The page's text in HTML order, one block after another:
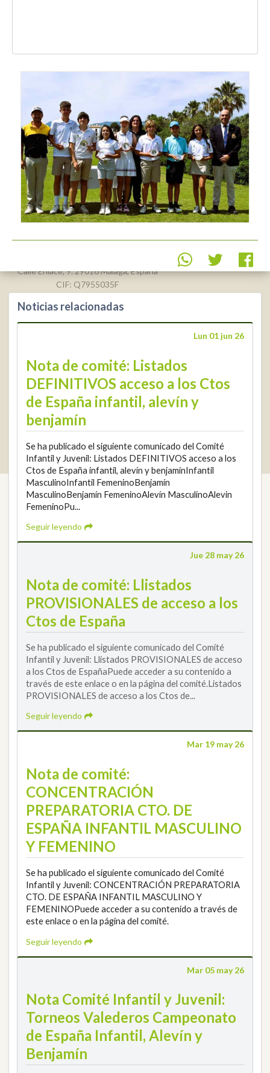
Noticias relacionadas
Lun 01 jun 26
Nota de comité: Listados
DEFINITIVOS acceso a los Ctos
de España infantil, alevín y
benjamín
Se ha publicado el siguiente comunicado del Comité
Infantil y Juvenil: Listados DEFINITIVOS acceso a los
Ctos de España infantil, alevín y benjamínInfantil
MasculinoInfantil FemeninoBenjamín
MasculinoBenjamín FemeninoAlevín MasculinoAlevin
FemeninoPu...
Seguir leyendo
Jue 28 may 26
Nota de comité: Llistados
PROVISIONALES de acceso a los
Ctos de España
Se ha publicado el siguiente comunicado del Comité
Infantil y Juvenil: Llistados PROVISIONALES de acceso
a los Ctos de EspañaPuede acceder a su contenido a
través de este enlace o en la página del comité.Listados
PROVISIONALES de acceso a los Ctos de...
Seguir leyendo
Mar 19 may 26
Nota de comité:
CONCENTRACIÓN
PREPARATORIA CTO. DE
ESPAÑA INFANTIL MASCULINO
Y FEMENINO
Se ha publicado el siguiente comunicado del Comité
Infantil y Juvenil: CONCENTRACIÓN PREPARATORIA
CTO. DE ESPAÑA INFANTIL MASCULINO Y
FEMENINOPuede acceder a su contenido a través de
este enlace o en la página del comité.
Seguir leyendo
Mar 05 may 26
Nota Comité Infantil y Juvenil:
Torneos Valederos Campeonato
de España Infantil, Alevín y
Benjamín
Real Federación Andaluza de
Calle Enlace, 9. 29016 Málaga, España
CIF: Q7955035F
+34 952 225
590
Política de Cookies
Aviso legal
© DarkSky
Widget de competiciones
Login